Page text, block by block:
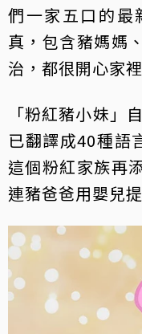
們一家五口的最
真，包含豬媽媽
治，都很開心家
「粉紅豬小妹」
已翻譯成40種語
這個粉紅家族再
連豬爸爸用嬰兒